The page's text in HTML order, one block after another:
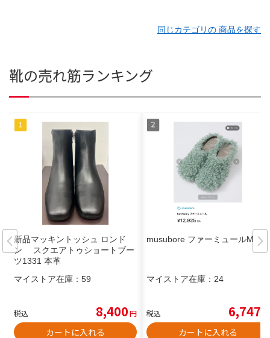
同じカテゴリの 商品を探す
靴の売れ筋ランキング
新品マッキントッシュ ロンド
ン スクエアトゥショートブー
ツ1331 本革
マイストア在庫： 59
税込 8,400円
カートに入れる
musubore ファーミュールM
マイストア在庫： 24
税込 6,747
カートに入れる